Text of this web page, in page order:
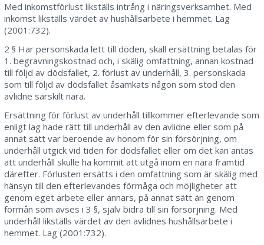
Med inkomstförlust likställs intrång i näringsverksamhet. Med
inkomst likställs värdet av hushållsarbete i hemmet. Lag
(2001:732).
2 § Har personskada lett till döden, skall ersättning betalas för
1. begravningskostnad och, i skälig omfattning, annan kostnad
till följd av dödsfallet, 2. förlust av underhåll, 3. personskada
som till följd av dödsfallet åsamkats någon som stod den
avlidne särskilt nära.
Ersättning för förlust av underhåll tillkommer efterlevande som
enligt lag hade rätt till underhåll av den avlidne eller som på
annat sätt var beroende av honom för sin försörjning, om
underhåll utgick vid tiden för dödsfallet eller om det kan antas
att underhåll skulle ha kommit att utgå inom en nära framtid
därefter. Förlusten ersätts i den omfattning som är skälig med
hänsyn till den efterlevandes förmåga och möjligheter att
genom eget arbete eller annars, på annat sätt än genom
förmån som avses i 3 §, själv bidra till sin försörjning. Med
underhåll likställs värdet av den avlidnes hushållsarbete i
hemmet. Lag (2001:732).